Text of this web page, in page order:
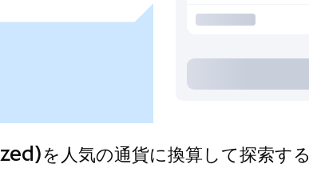
人気の通貨に換算して探索する